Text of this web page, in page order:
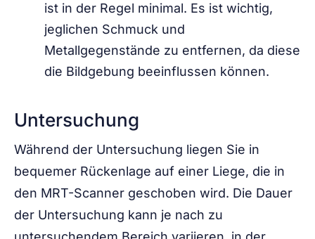
ist in der Regel minimal. Es ist wichtig,
jeglichen Schmuck und
Metallgegenstände zu entfernen, da diese
die Bildgebung beeinflussen können.
Untersuchung
Während der Untersuchung liegen Sie in
bequemer Rückenlage auf einer Liege, die in
den MRT-Scanner geschoben wird. Die Dauer
der Untersuchung kann je nach zu